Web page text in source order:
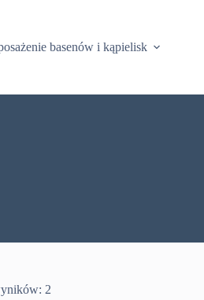
basenów i kąpielisk
2